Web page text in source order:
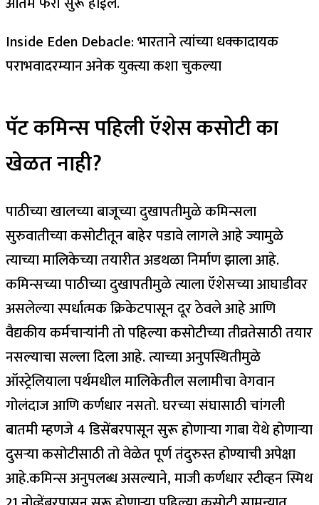
Inside Eden Debacle: भारताने त्यांच्या धक्कादायक
पराभवादरम्यान अनेक युक्त्या कशा चुकल्या
पॅट कमिन्स पहिली ऍशेस कसोटी का
खेळत नाही?
पाठीच्या खालच्या बाजूच्या दुखापतीमुळे कमिन्सला
सुरुवातीच्या कसोटीतून बाहेर पडावे लागले आहे ज्यामुळे
त्याच्या मालिकेच्या तयारीत अडथळा निर्माण झाला आहे.
कमिन्सच्या पाठीच्या दुखापतीमुळे त्याला ऍशेसच्या आघाडीवर
असलेल्या स्पर्धात्मक क्रिकेटपासून दूर ठेवले आहे आणि
वैद्यकीय कर्मचाऱ्यांनी तो पहिल्या कसोटीच्या तीव्रतेसाठी तयार
नसल्याचा सल्ला दिला आहे. त्याच्या अनुपस्थितीमुळे
ऑस्ट्रेलियाला पर्थमधील मालिकेतील सलामीचा वेगवान
गोलंदाज आणि कर्णधार नसतो. घरच्या संघासाठी चांगली
बातमी म्हणजे 4 डिसेंबरपासून सुरू होणाऱ्या गाबा येथे होणाऱ्या
दुसऱ्या कसोटीसाठी तो वेळेत पूर्ण तंदुरुस्त होण्याची अपेक्षा
आहे.कमिन्स अनुपलब्ध असल्याने, माजी कर्णधार स्टीव्हन स्मिथ